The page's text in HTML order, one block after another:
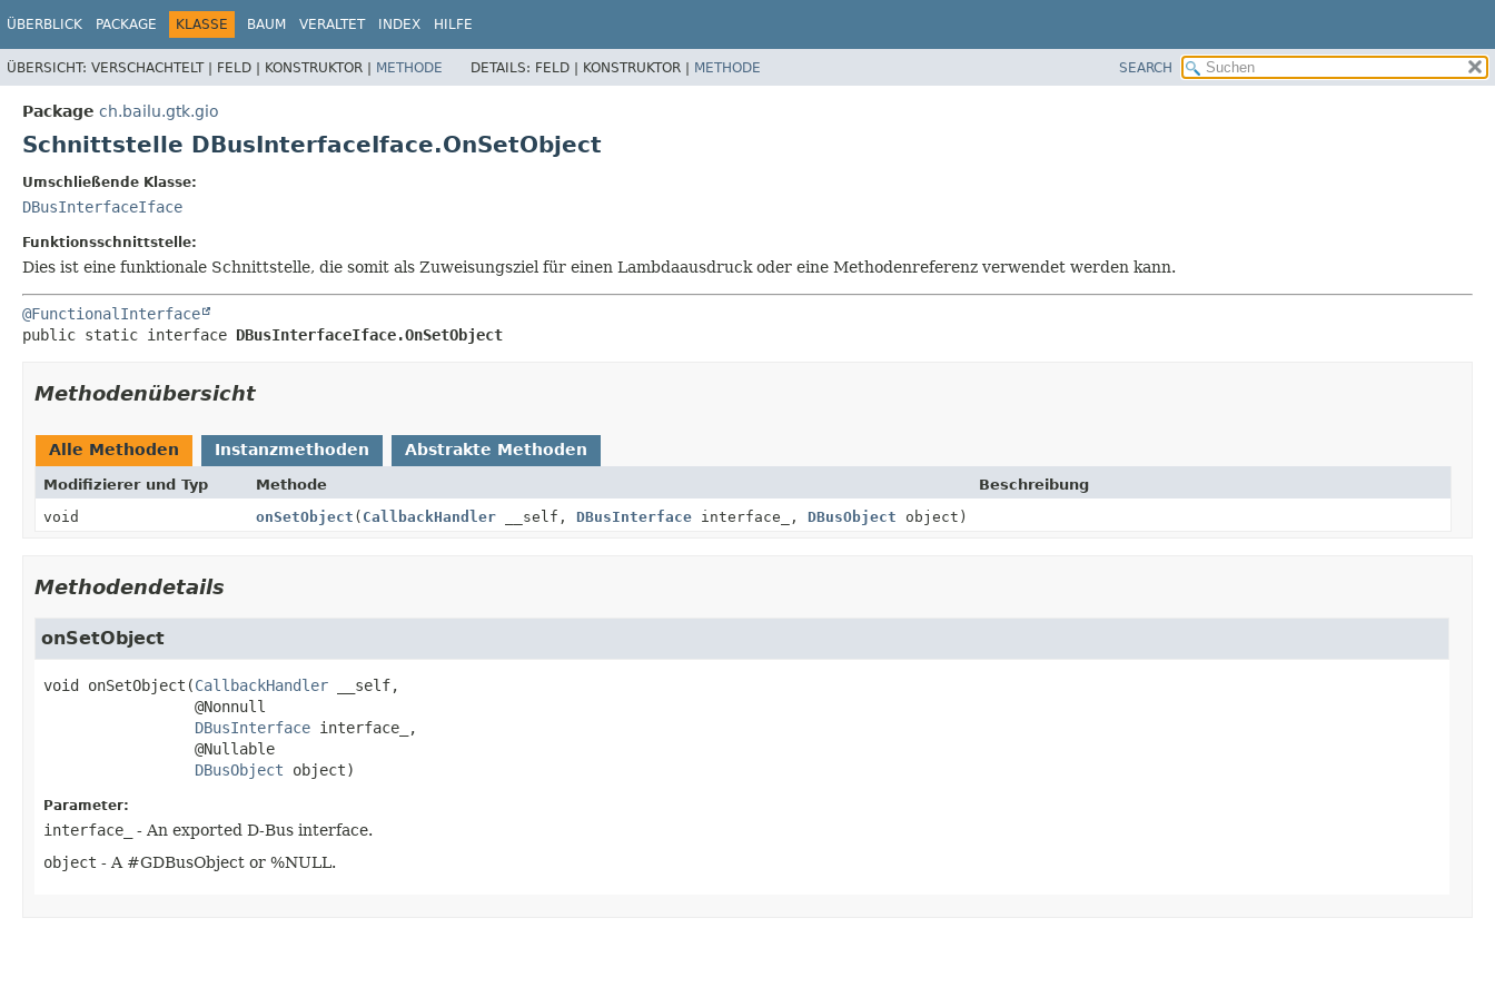
ÜBERBLICK PACKAGE KLASSE BAUM VERALTET INDEX HILFE
ÜBERSICHT: VERSCHACHTELT | FELD | KONSTRUKTOR | METHODE DETAILS: FELD | KONSTRUKTOR | METHODE SEARCH
Package ch.bailu.gtk.gio
Schnittstelle DBusInterfaceIface.OnSetObject
Umschließende Klasse:
DBusInterfaceIface
Funktionsschnittstelle:
Dies ist eine funktionale Schnittstelle, die somit als Zuweisungsziel für einen Lambdaausdruck oder eine Methodenreferenz verwendet werden kann.
@FunctionalInterface
public static interface DBusInterfaceIface.OnSetObject
Methodenübersicht
Alle Methoden Instanzmethoden Abstrakte Methoden
Modifizierer und Typ Methode
Beschreibung
void
onSetObject ( CallbackHandler__self, DBusInterfaceinterface_, DBusObject object)
Methodendetails
onSetObject
void onSetObject (CallbackHandler __self,
@Nonnull
DBusInterface interface_,
@Nullable
DBusObject object)
Parameter:
interface_
- An exported D-Bus interface.
object - A #GDBusObject or %NULL.